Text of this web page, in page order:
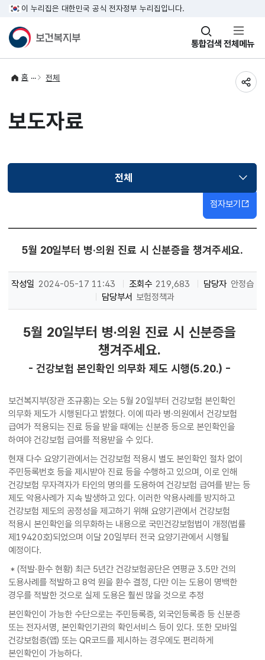
이 누리집은 대한민국 공식 전자정부 누리집입니다.
통합검색
창
열기 전체메뉴
홈 전체
보도자료
전체선택됨
점자보기
5월 20일부터 병·의원 진료 시 신분증을 챙겨주세요.
작성일 2024-05-17 11:43 조회수 219,683 담당자 안정습
담당부서 보험정책과
5월 20일부터 병·의원 진료 시 신분증을
챙겨주세요.
- 건강보험 본인확인 의무화 제도 시행(5.20.) -
보건복지부(장관 조규홍)는 오는 5월 20일부터 건강보험 본인확인
의무화 제도가 시행된다고 밝혔다. 이에 따라 병·의원에서 건강보험
급여가 적용되는 진료 등을 받을 때에는 신분증 등으로 본인확인을
하여야 건강보험 급여를 적용받을 수 있다.
현재 다수 요양기관에서는 건강보험 적용시 별도 본인확인 절차 없이
주민등록번호 등을 제시받아 진료 등을 수행하고 있으며, 이로 인해
건강보험 무자격자가 타인의 명의를 도용하여 건강보험 급여를 받는 등
제도 악용사례가 지속 발생하고 있다. 이러한 악용사례를 방지하고
건강보험 제도의 공정성을 제고하기 위해 요양기관에서 건강보험
적용시 본인확인을 의무화하는 내용으로 국민건강보험법이 개정(법률
제19420호)되었으며 이달 20일부터 전국 요양기관에서 시행될
예정이다.
* (적발·환수 현황) 최근 5년간 건강보험공단은 연평균 3.5만 건의
도용사례를 적발하고 8억 원을 환수 결정, 다만 이는 도용이 명백한
경우를 적발한 것으로 실제 도용은 훨씬 많을 것으로 추정
본인확인이 가능한 수단으로는 주민등록증, 외국인등록증 등 신분증
또는 전자서명, 본인확인기관의 확인서비스 등이 있다. 또한 모바일
건강보험증(앱) 또는 QR코드를 제시하는 경우에도 편리하게
본인확인이 가능하다.